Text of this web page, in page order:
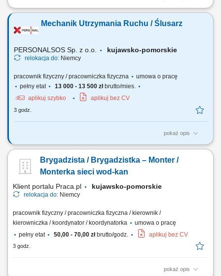
Szukasz przewidywalnego systemu pracy, stałego wynagrodzenia i
kierowca międzynarodowy C+E i realizuj transporty na terenie Europy
Zachodniej. Stałe wynagrodzenie i jasne zasady premii W systemie 11
Mechanik Utrzymania Ruchu / Ślusarz
PERSONALSOS Sp. z o.o. kujawsko-pomorskie
relokacja do: Niemcy
pracownik fizyczny / pracowniczka fizyczna
umowa o pracę
pełny etat
13 000 - 13 500 złbrutto/mies.
aplikuj szybko
aplikuj bez CV
3 godz.
pokaż opis
Zakres obowiązków: montaż i demontaż rurociągów oraz instalacji
konserwacja oraz naprawa maszyn i urządzeń; wykonywanie drobnych
modyfikacji instalacji; montaż armatury, zaworów i elementów instalacji;
Brygadzista / Brygadzistka – Monter /
Monterka sieci wod-kan
Klient portalu Praca.pl kujawsko-pomorskie
relokacja do: Niemcy
pracownik fizyczny / pracowniczka fizyczna / kierownik /
kierowniczka / koordynator / koordynatorka
umowa o pracę
pełny etat
50,00 - 70,00 złbrutto/godz. aplikuj bez CV
3 godz.
pokaż opis